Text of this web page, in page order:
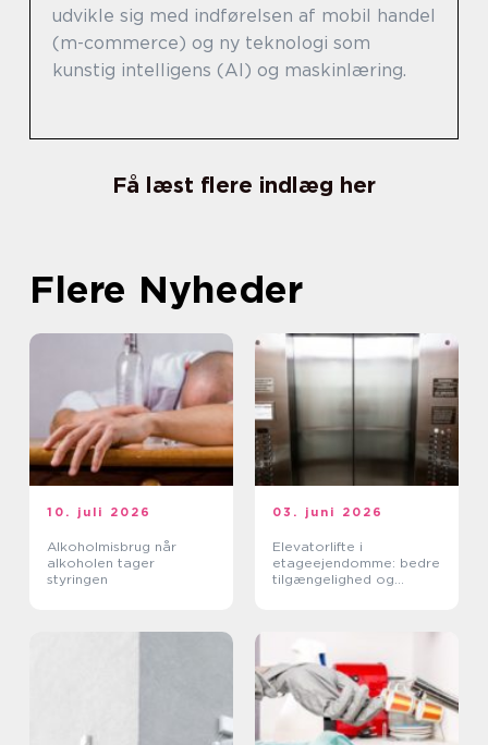
udvikle sig med indførelsen af mobil handel
(m-commerce) og ny teknologi som
kunstig intelligens (AI) og maskinlæring.
Få læst flere indlæg her
Flere Nyheder
10. juli 2026
Alkoholmisbrug når
alkoholen tager
styringen
03. juni 2026
Elevatorlifte i
etageejendomme: bedre
tilgængelighed og